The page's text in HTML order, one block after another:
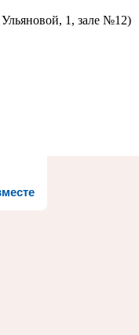
1, зале №12)